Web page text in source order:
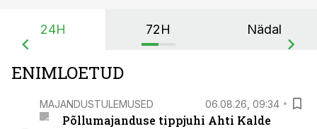
24H 72H Nädal
ENIMLOETUD
MAJANDUSTULEMUSED 06.08.26, 09:34
Põllumajanduse tippjuhi Ahti Kalde